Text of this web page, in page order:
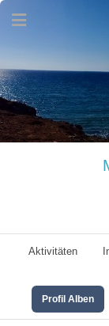
Aktivitäten
Profil Alben